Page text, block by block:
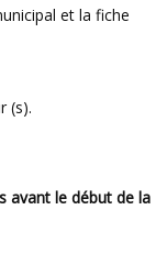
et la fiche
(s).